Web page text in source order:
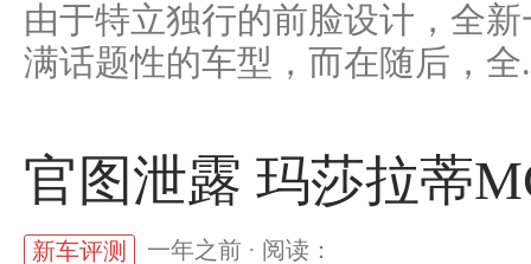
由于特立独行的前脸设计，全
满话题性的车型，而在随后，全
官图泄露 玛莎拉蒂
新车评测 一年之前 · 阅读：